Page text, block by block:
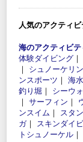
人気のアクティビ
海のアクティビテ
体験ダイビング ｜
｜ シュノーケリ
ンスポーツ ｜ 海
釣り堀 ｜ シーウ
｜ サーフィン ｜
ンスイム ｜ スタ
ガ｜ スキンダイ
トシュノーケル ｜